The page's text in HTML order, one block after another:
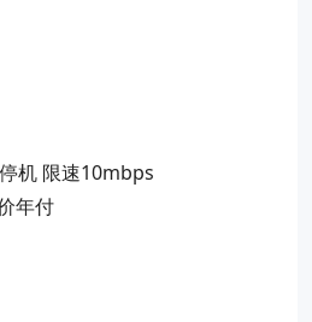
机 限速10mbps
年付